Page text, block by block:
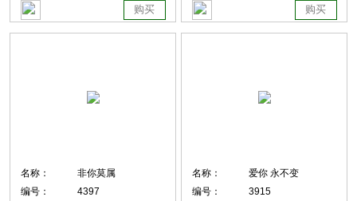
购买 购买
名称：
非你莫属
编号：
4397
名称：
爱你 永不变
编号：
3915